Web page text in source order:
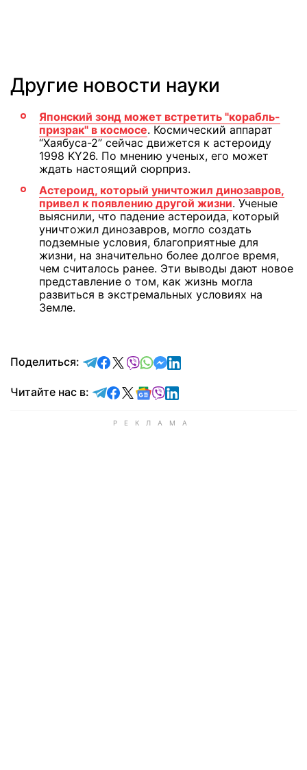
Другие новости науки
Японский зонд может встретить "корабль-
призрак" в космосе. Космический аппарат
“Хаябуса-2” сейчас движется к астероиду
1998 KY26. По мнению ученых, его может
ждать настоящий сюрприз.
Астероид, который уничтожил динозавров,
привел к появлению другой жизни. Ученые
выяснили, что падение астероида, который
уничтожил динозавров, могло создать
подземные условия, благоприятные для
жизни, на значительно более долгое время,
чем считалось ранее. Эти выводы дают новое
представление о том, как жизнь могла
развиться в экстремальных условиях на
Земле.
Поделиться: отправить в Telegram
поделиться в Facebook
поделиться в X
отправить в Viber
отправить в Whatsapp
отправить в Messenger
отправить в LinkedIn
Читайте нас в: Читайте в Telegram
Читайте в Facebook
Читайте в X
Читайте в Google news
Читайте в Viber
Читайте в LinkedIn